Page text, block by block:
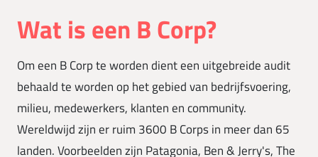
Wat is een B Corp?
Om een B Corp te worden dient een uitgebreide audit
behaald te worden op het gebied van bedrijfsvoering,
milieu, medewerkers, klanten en community.
Wereldwijd zijn er ruim 3600 B Corps in meer dan 65
landen. Voorbeelden zijn Patagonia, Ben & Jerry's, The